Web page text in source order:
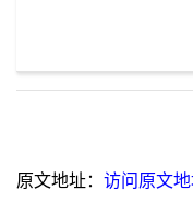
原文地址： 访问原文